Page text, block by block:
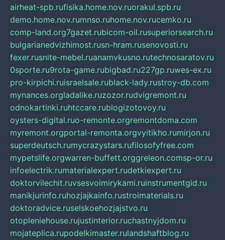
airheat-spb.rufisika.home.nov.ruorakul.spb.ru
demo.home.nov.rumnso.ruhome.nov.rucemko.ru
comp-land.org7gazet.rubicom-oil.rusuperiorsearch.ru
bulgarianedvizhimost.rusn-hram.rusenovosti.ru
fexer.rusnite-mebel.ruanamvkusno.rutechnosaratov.ru
0sporte.ru9rota-game.rubigbad.ru227gp.ruwes-ex.ru
pro-kirpichi.ruisraelsale.rublack-lady.rustroy-db.com
mynances.orgladalike.ruzozor.rudvigremont.ru
odnokartinki.ruhtccare.rublogizotovoy.ru
oysters-digital.ruo-remonte.orgremontdoma.com
myremont.orgportal-remonta.orgvyitikho.rumirjon.ru
superdeutsch.rumycrazystars.rufilosofyfree.com
mypetslife.orgwarren-buffett.orggreleon.comsp-or.ru
infoelectrik.rumaterialexpert.rudetkiexpert.ru
doktorvilechit.ruvsesvoimirykami.ruinstrumentgid.ru
manikjurinfo.ruhozjajkainfo.rustroimaterials.ru
doktoradvice.ruselskoehozjajstvo.ru
otopleniehouse.rujustinterior.ruchastnyjdom.ru
mojateplica.rupodelkimaster.rulandshaftblog.ru